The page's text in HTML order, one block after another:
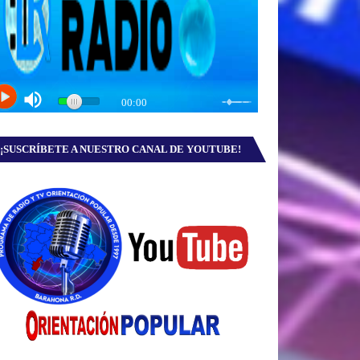
¡SUSCRÍBETE A NUESTRO CANAL DE YOUTUBE!